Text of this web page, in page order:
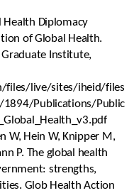
Health Diplomacy
of Global Health.
Institute,
files/live/sites/iheid/files
Publications/Public
W, Hein W, Knipper M,
P. The global health
strengths,
Glob Health Action